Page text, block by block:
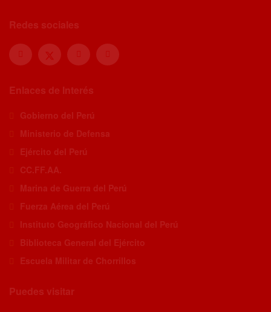
Redes sociales
Enlaces de Interés
Gobierno del Perú
Ministerio de Defensa
Ejército del Perú
CC.FF.AA.
Marina de Guerra del Perú
Fuerza Aérea del Perú
Instituto Geográfico Nacional del Perú
Biblioteca General del Ejército
Escuela Militar de Chorrillos
Puedes visitar